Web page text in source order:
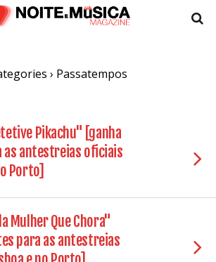
› Passatempos
Pikachu" [ganha
as antestreias oficiais
Porto]
Mulher Que Chora"
para as antestreias